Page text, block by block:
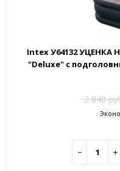
Intex У64132 УЦЕНКА
"Deluxe" с
2 840
− +